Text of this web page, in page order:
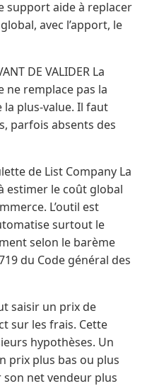
support aide à replacer
avec l’apport, le
DE VALIDER La
ne remplace pas la
la plus-value. Il faut
parfois absents des
de List Company La
estimer le coût global
L’outil est
surtout le
selon le barème
du Code général des
saisir un prix de
sur les frais. Cette
hypothèses. Un
prix plus bas ou plus
net vendeur plus